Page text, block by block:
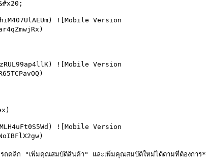
![Mobile Version
![Mobile Version
![Mobile Version
ลิก "เพิ่มคุณสมบัติสินค้า" และเพิ่มคุณสมบัติใหม่ได้ตามที่ต้องการ*